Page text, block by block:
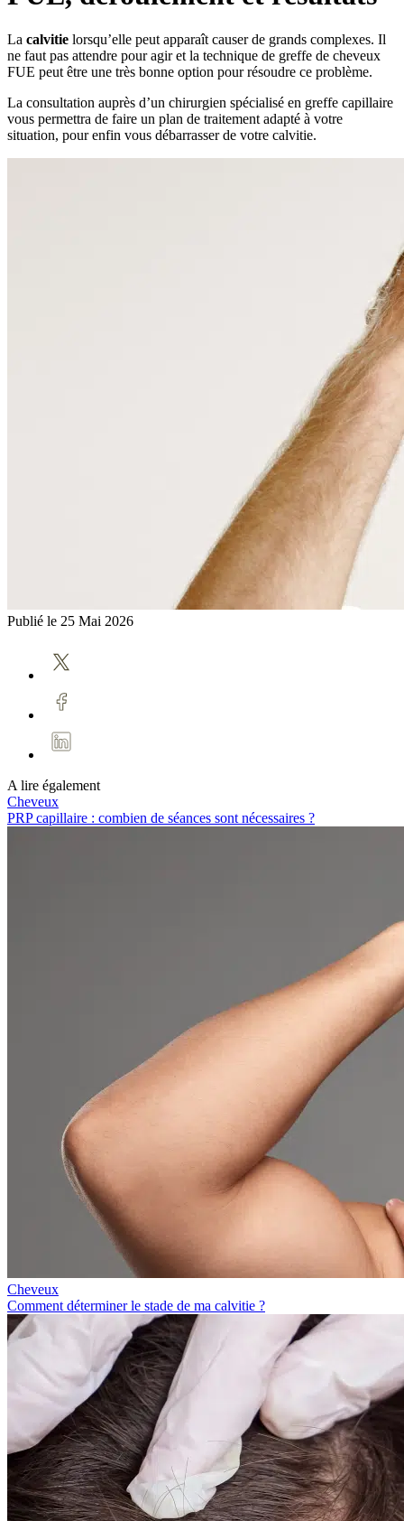
La calvitie lorsqu’elle peut apparaît causer de grands complexes. Il
ne faut pas attendre pour agir et la technique de greffe de cheveux
FUE peut être une très bonne option pour résoudre ce problème.
La consultation auprès d’un chirurgien spécialisé en greffe capillaire
vous permettra de faire un plan de traitement adapté à votre
situation, pour enfin vous débarrasser de votre calvitie.
Publié le 25 Mai 2026
A lire également
Cheveux
PRP capillaire : combien de séances sont nécessaires ?
Cheveux
Comment déterminer le stade de ma calvitie ?